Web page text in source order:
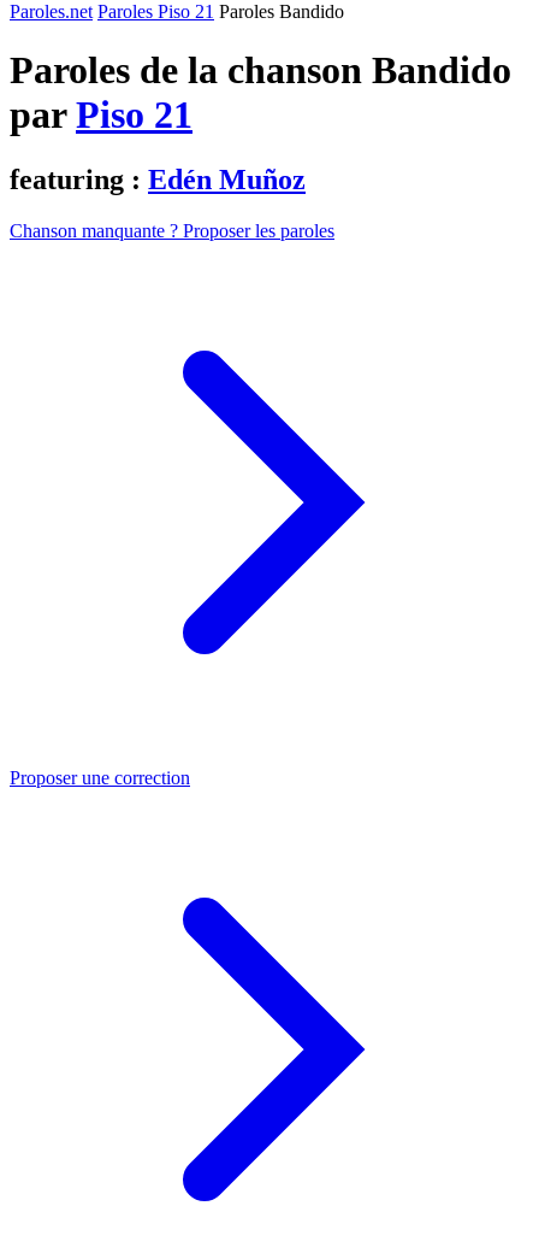
Paroles.net Paroles Piso 21 Paroles Bandido
Paroles de la chanson Bandido
parPiso 21
featuring : Edén Muñoz
Chanson manquante ? Proposer les paroles
Proposer une correction